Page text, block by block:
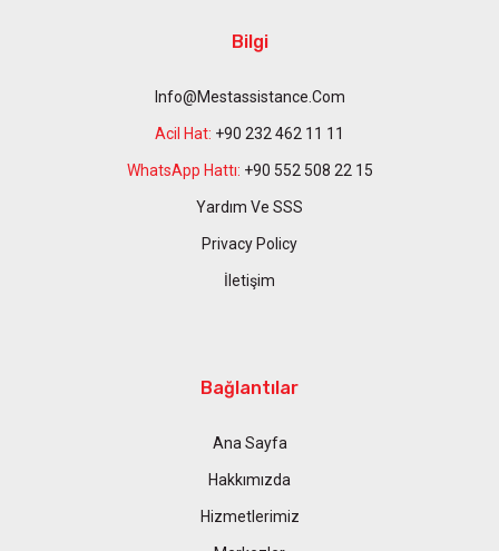
Bilgi
Info@mestassistance.com
Acil Hat: +90 232 462 11 11
WhatsApp Hattı: +90 552 508 22 15
Yardım Ve SSS
Privacy Policy
İletişim
Bağlantılar
Ana Sayfa
Hakkımızda
Hizmetlerimiz